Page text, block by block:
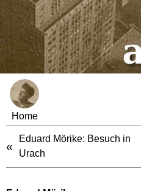
Home
«
Eduard Mörike: Besuch in
Urach